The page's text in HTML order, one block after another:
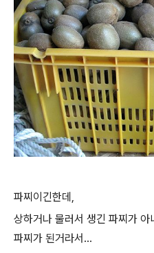
파찌이긴한데,
상하거나 물러서 생긴 파찌가
파찌가 된거라서...